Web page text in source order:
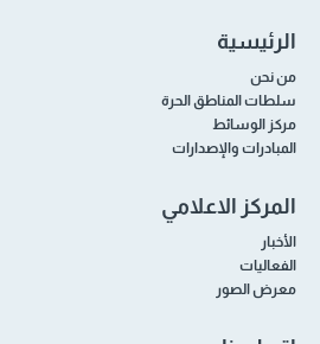
الرئيسية
من نحن
سلطات المناطق الحرة
مركز الوسائط
المبادرات والإصدارات
المركز الاعلامي
الأخبار
الفعاليات
معرض الصور